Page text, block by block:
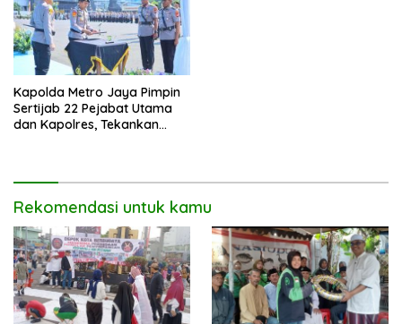
Kapolda Metro Jaya Pimpin
Sertijab 22 Pejabat Utama
dan Kapolres, Tekankan
Rekomendasi untuk kamu